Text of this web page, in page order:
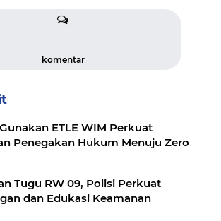
komentar
ETLE WIM Perkuat
Penegakan Hukum Menuju Zero
Tugu RW 09, Polisi Perkuat
dan Edukasi Keamanan